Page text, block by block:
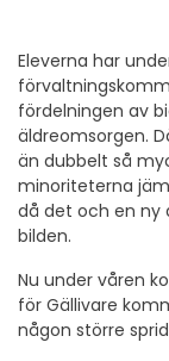
Eleverna har
fördelningen av
äldreomsorgen.
än dubbelt så
minoriteterna
då det och en ny
bilden.
Nu under våren
för Gällivare
någon större